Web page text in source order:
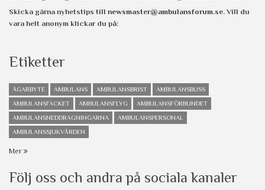
Skicka gärna nyhetstips till newsmaster@ambulansforum.se. Vill du
vara helt anonym klickar du på:
Etiketter
ÄGARBYTE AMBULANS AMBULANSBRIST
AMBULANSBUSS
AMBULANSFACKET
AMBULANSFLYG
AMBULANSFÖRBUNDET
AMBULANSNEDDRAGNINGARNA
AMBULANSPERSONAL
AMBULANSSJUKVÅRDEN
Mer
Följ oss och andra på sociala kanaler